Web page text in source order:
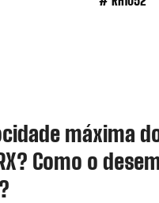
máxima
Como o